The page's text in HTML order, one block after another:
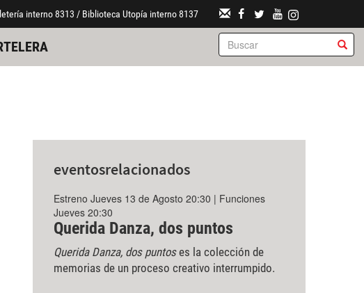
interno 8313 / Biblioteca Utopía interno 8137
eventosrelacionados
Estreno Jueves 13 de Agosto 20:30 | Funciones
Jueves 20:30
Querida Danza, dos puntos
Querida Danza, dos puntoses la colección de
memorias de un proceso creativo interrumpido.